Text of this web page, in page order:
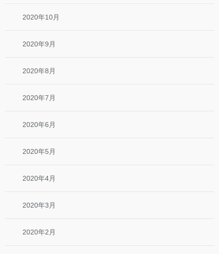
2020年10月
2020年9月
2020年8月
2020年7月
2020年6月
2020年5月
2020年4月
2020年3月
2020年2月